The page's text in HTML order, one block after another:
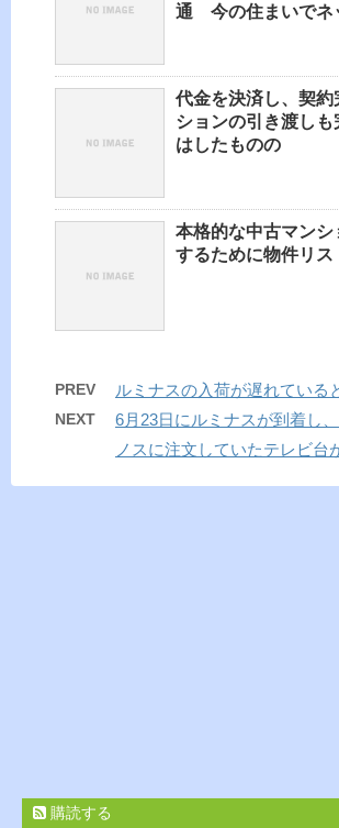
通 今の住まいでネ
代金を決済し、契約
ションの引き渡しも
はしたものの
本格的な中古マンシ
するために物件リス
PREV ルミナスの入荷が遅れている
NEXT
6月23日にルミナスが到着し
ノスに注文していたテレビ台
購読する